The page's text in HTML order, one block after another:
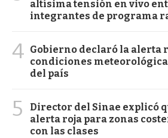
altísima tensión en vivo
integrantes de programa
4 Gobierno declaró la alerta
condiciones
del país
5
Director del Sinae explicó
alerta roja para zonas
con las clases